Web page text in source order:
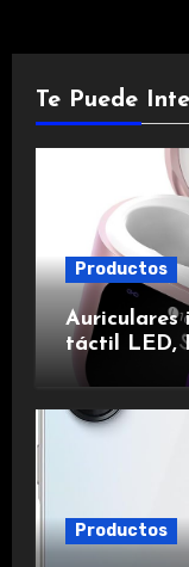
Te Puede
Productos
Auriculares
táctil LED,
de ruido,
duración.
Productos